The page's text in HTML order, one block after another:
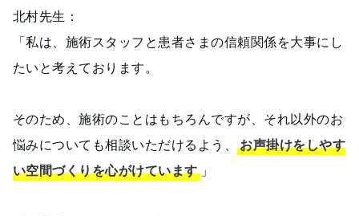
北村先生：
「私は、施術スタッフと患者さまの信頼関係を大事にし
たいと考えております。
そのため、施術のことはもちろんですが、それ以外のお
悩みについても相談いただけるよう、お声掛けをしやす
い空間づくりを心がけています」